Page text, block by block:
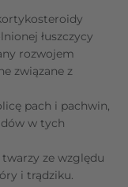
łuszczycy
rozwojem
związane z
pach i pachwin,
w tych
ze względu
i trądziku.